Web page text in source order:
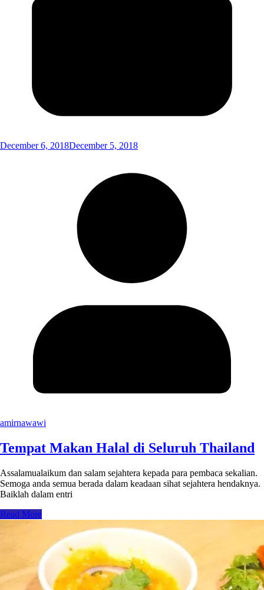
December 6, 2018December 5, 2018
amirnawawi
Tempat Makan Halal di Seluruh Thailand
Assalamualaikum dan salam sejahtera kepada para pembaca sekalian.
Semoga anda semua berada dalam keadaan sihat sejahtera hendaknya.
Baiklah dalam entri
Read More